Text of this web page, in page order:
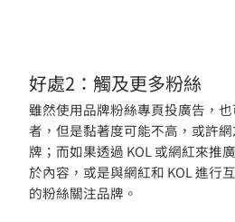
好處2：觸及更多粉絲
雖然使用品牌粉絲專頁投廣告，
者，但是黏著度可能不高，或許
牌；而如果透過 KOL 或網紅來推
於內容，或是與網紅和 KOL 進行
的粉絲關注品牌。